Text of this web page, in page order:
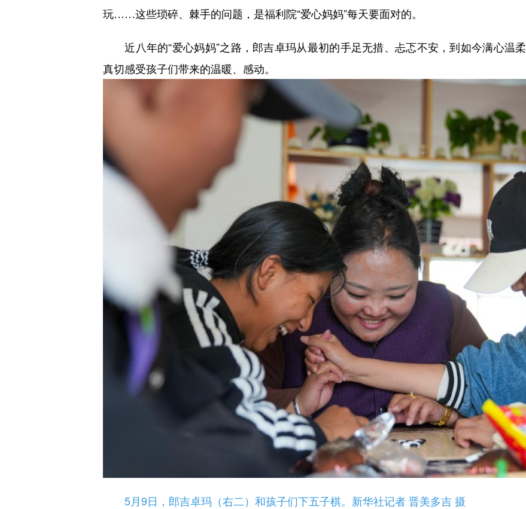
玩……这些琐碎、棘手的问题，是福利院“爱心妈妈”每天要面对的。
近八年的“爱心妈妈”之路，郎吉卓玛从最初的手足无措、忐忑不安，到如今满心温
真切感受孩子们带来的温暖、感动。
5月9日，郎吉卓玛（右二）和孩子们下五子棋。新华社记者 晋美多吉 摄